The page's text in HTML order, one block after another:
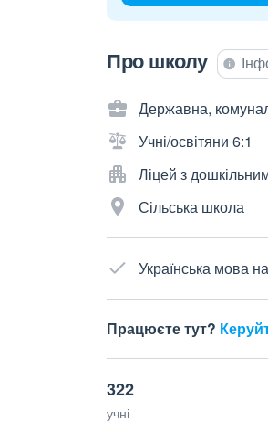
Про школу
Державна,
Учні/освітяни 6:1
Ліцей з
Сільська школа
Українська мова
Працюєте тут?
322
учні